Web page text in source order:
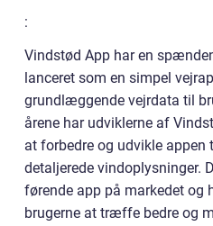
:
Vindstød App har en
lanceret som en simpel
grundlæggende vejrdata til
årene har udviklerne af
at forbedre og udvikle
detaljerede vindoplysninger.
førende app på markedet og
brugerne at træffe bedre og